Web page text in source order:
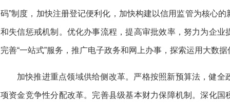
码”制度，加快注册登记便利化，加快构建以信用监管为核心
和失信惩戒机制。优化办事流程，提高审批效率，努力为企
完善“一站式”服务，推广电子政务和网上办事，探索运用大数
加快推进重点领域供给侧改革。严格按照新预算法，健
项资金竞争性分配改革。完善县级基本财力保障机制。深化